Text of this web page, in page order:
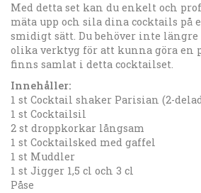
Med detta set kan du enkelt och
mäta upp och sila dina cocktails på
smidigt sätt. Du behöver inte längre
olika verktyg för att kunna göra
finns samlat i detta cocktailset.
Innehåller:
1 st Cocktail shaker Parisian (2-
1 st Cocktailsil
2 st droppkorkar långsam
1 st Cocktailsked med gaffel
1 st Muddler
1 st Jigger 1,5 cl och 3 cl
Påse